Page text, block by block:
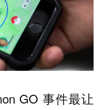
GO 事件最让